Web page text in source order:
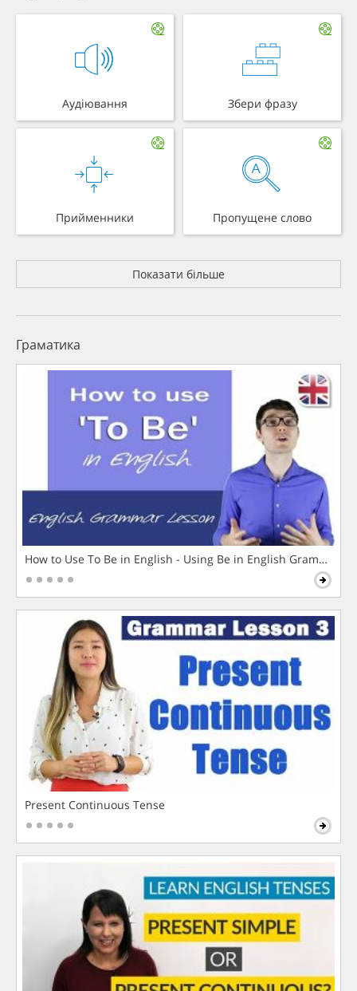
Аудіювання Збери фразу
Прийменники Пропущене слово
Показати більше
Граматика
How to Use To Be in English - Using Be in English Grammar
Present Continuous Tense